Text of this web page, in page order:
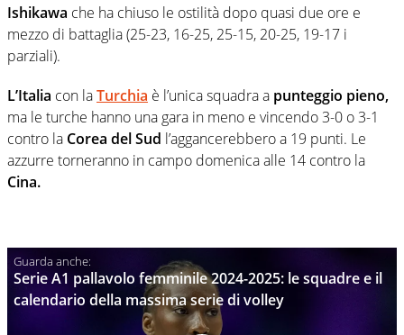
Ishikawa che ha chiuso le ostilità dopo quasi due ore e
mezzo di battaglia (25-23, 16-25, 25-15, 20-25, 19-17 i
parziali).
L’Italia con laTurchia è l’unica squadra a punteggio pieno,
ma le turche hanno una gara in meno e vincendo 3-0 o 3-1
contro la Corea del Sud l’aggancerebbero a 19 punti. Le
azzurre torneranno in campo domenica alle 14 contro la
Cina.
Serie A1 pallavolo femminile 2024-2025: le squadre e il
calendario della massima serie di volley